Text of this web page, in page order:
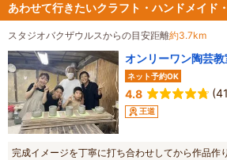
あわせて行きたいクラフト・ハンドメイド
スタジオバクザウルスからの目安距離約3.7km
オンリーワン陶芸教
ネット予約OK
4.8
王道
完成イメージを丁寧に打ち合わせしてから作品作